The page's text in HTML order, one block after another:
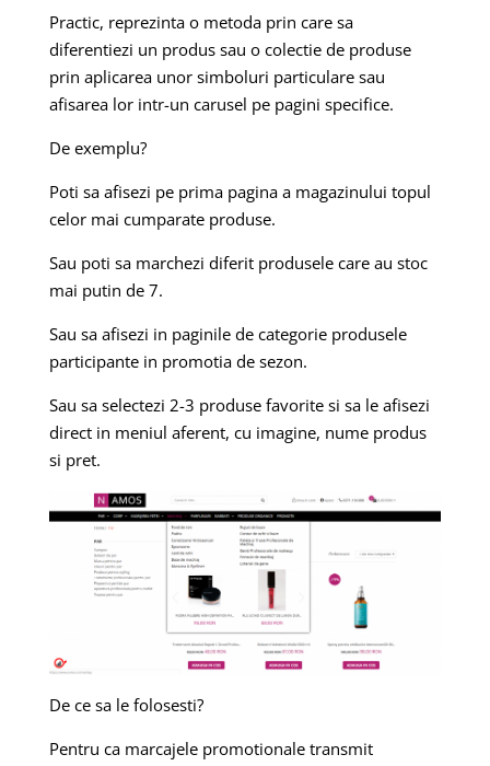
Practic, reprezinta o metoda prin care sa
diferentiezi un produs sau o colectie de produse
prin aplicarea unor simboluri particulare sau
afisarea lor intr-un carusel pe pagini specifice.
De exemplu?
Poti sa afisezi pe prima pagina a magazinului topul
celor mai cumparate produse.
Sau poti sa marchezi diferit produsele care au stoc
mai putin de 7.
Sau sa afisezi in paginile de categorie produsele
participante in promotia de sezon.
Sau sa selectezi 2-3 produse favorite si sa le afisezi
direct in meniul aferent, cu imagine, nume produs
si pret.
De ce sa le folosesti?
Pentru ca marcajele promotionale transmit